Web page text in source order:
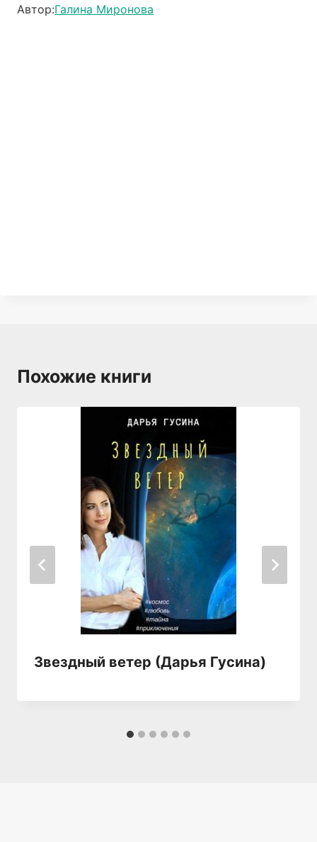
Автор:Галина Миронова
Похожие книги
Звездный ветер (Дарья Гусина)